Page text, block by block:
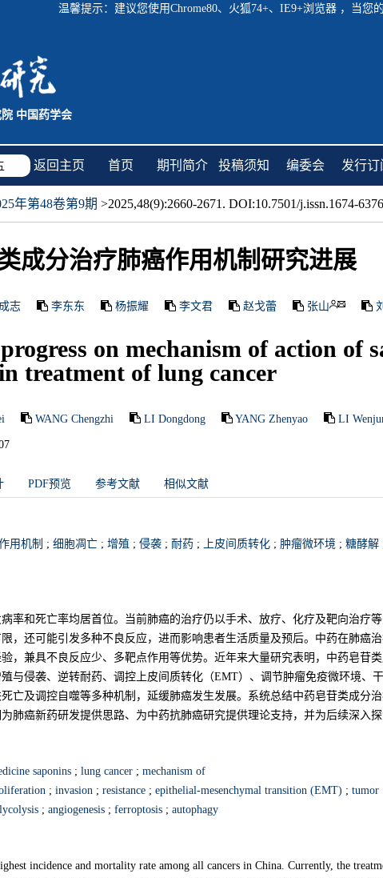
温馨提示：建议您使用Chrome80、火狐74+、IE9+浏览器 ，当您
中国药学会
返回主页 首页 期刊简介 投稿须知 编委会 发行订
年第48卷第9期 >2025,48(9):2660-2671. DOI:10.7501/j.issn.1674-
成分治疗肺癌作用机制研究进展
志 李东东 杨振耀 李文君 赵戈蕾 张山
on mechanism of action
treatment of lung cancer
WANG Chengzhi LI Dongdong YANG Zhenyao LI
PDF预览 参考文献 相似文献
用机制 ; 细胞凋亡 ; 增殖 ; 侵袭 ; 耐药 ; 上皮间质转化 ; 肿瘤微环境 ; 糖酵解
率和死亡率均居首位。当前肺癌的治疗仍以手术、放疗、化疗及靶向治疗
，还可能引发多种不良反应，进而影响患者生活质量及预后。中药在肺癌
，兼具不良反应少、多靶点作用等优势。近年来大量研究表明，中药皂苷
与侵袭、逆转耐药、调控上皮间质转化（EMT）、调节肿瘤免疫微环境、
亡及调控自噬等多种机制，延缓肺癌发生发展。系统总结中药皂苷类成分
肺癌新药研发提供思路、为中药抗肺癌研究提供理论支持，并为后续深入探
saponins ; lung cancer ; mechanism of
; invasion ; resistance ; epithelial-mesenchymal transition (EMT) ; tumor
; angiogenesis ; ferroptosis ; autophagy
incidence and mortality rate among all cancers in China. Currently, the